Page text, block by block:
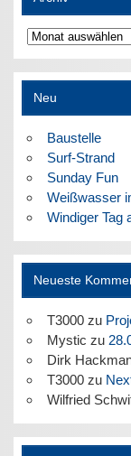
Archiv
Neu
Baustelle
Surf-Strand
Sunday Fun
Weißwasser
Windiger Tag
Neueste
T3000zu
Mystic zu
Dirk
T3000zu
Wilfried